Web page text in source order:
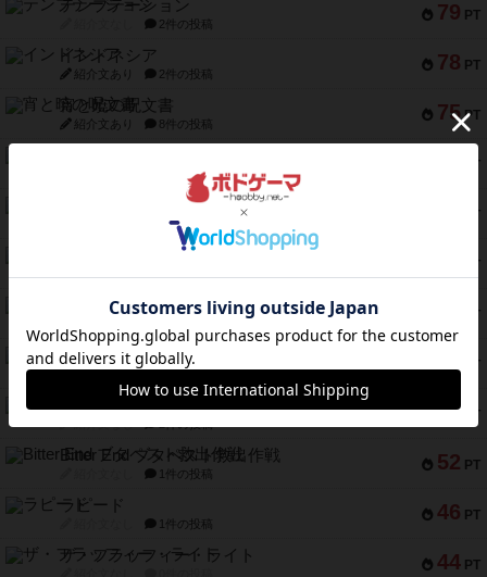
79 PT
テンプテーション
2件の投稿
78 PT
インドネシア
紹介文あり 2件の投稿
75 PT
宵と暁の呪文書
紹介文あり 8件の投稿
PT
9件の投稿
PT
1件の投稿
PT
PT
スペクタキュラー
PT
スモールワールド
58 PT
ギャンブラー
52 PT
Bitter End ブタペスト救出作戦
1件の投稿
46 PT
ラピード
1件の投稿
44 PT
ザ・フラッフィー・ライト